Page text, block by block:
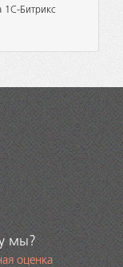
1С-Битрикс
мы?
оценка